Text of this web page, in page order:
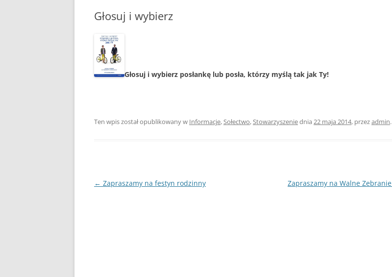
POPRZEDNIA STRONA
Głosuj i wybierz
Głosuj i wybierz posłankę lub posła, którzy myślą tak jak Ty!
Ten wpis został opublikowany w Informacje, Sołectwo, Stowarzyszeniednia 22 maja 2014, przezadmin.
Nawigacja
← Zapraszamy na festyn rodzinny Zapraszamy na Walne Zebranie